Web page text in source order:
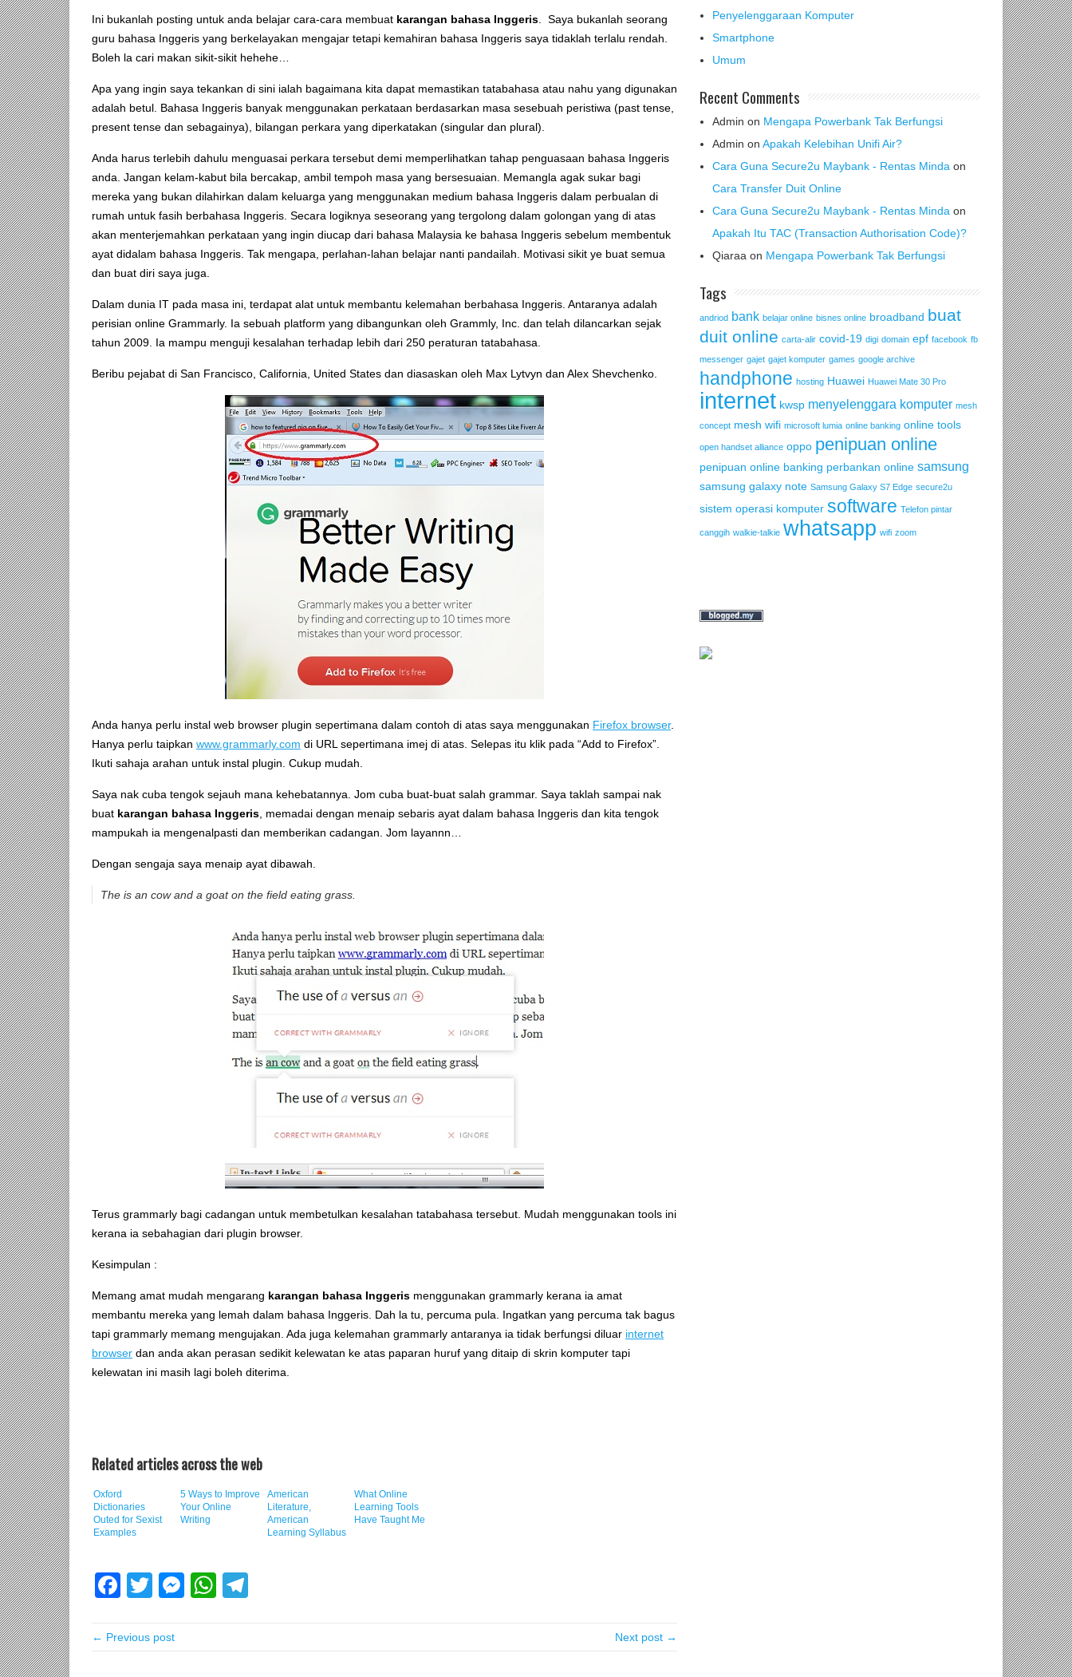
Ini bukanlah posting untuk anda belajar cara-cara membuat karangan bahasa Inggeris . Saya bukanlah seorang
guru bahasa Inggeris yang berkelayakan mengajar tetapi kemahiran bahasa Inggeris saya tidaklah terlalu rendah.
Boleh la cari makan sikit-sikit hehehe…
Apa yang ingin saya tekankan di sini ialah bagaimana kita dapat memastikan tatabahasa atau nahu yang digunakan
adalah betul. Bahasa Inggeris banyak menggunakan perkataan berdasarkan masa sesebuah peristiwa (past tense,
present tense dan sebagainya), bilangan perkara yang diperkatakan (singular dan plural).
Anda harus terlebih dahulu menguasai perkara tersebut demi memperlihatkan tahap penguasaan bahasa Inggeris
anda. Jangan kelam-kabut bila bercakap, ambil tempoh masa yang bersesuaian. Memangla agak sukar bagi
mereka yang bukan dilahirkan dalam keluarga yang menggunakan medium bahasa Inggeris dalam perbualan di
rumah untuk fasih berbahasa Inggeris. Secara logiknya seseorang yang tergolong dalam golongan yang di atas
akan menterjemahkan perkataan yang ingin diucap dari bahasa Malaysia ke bahasa Inggeris sebelum membentuk
ayat didalam bahasa Inggeris. Tak mengapa, perlahan-lahan belajar nanti pandailah. Motivasi sikit ye buat semua
dan buat diri saya juga.
Dalam dunia IT pada masa ini, terdapat alat untuk membantu kelemahan berbahasa Inggeris. Antaranya adalah
perisian online Grammarly. Ia sebuah platform yang dibangunkan oleh Grammly, Inc. dan telah dilancarkan sejak
tahun 2009. Ia mampu menguji kesalahan terhadap lebih dari 250 peraturan tatabahasa.
Beribu pejabat di San Francisco, California, United States dan diasaskan oleh Max Lytvyn dan Alex Shevchenko.
Anda hanya perlu instal web browser plugin sepertimana dalam contoh di atas saya menggunakan Firefox browser.
Hanya perlu taipkan www.grammarly.com di URL sepertimana imej di atas. Selepas itu klik pada “Add to Firefox”.
Ikuti sahaja arahan untuk instal plugin. Cukup mudah.
Saya nak cuba tengok sejauh mana kehebatannya. Jom cuba buat-buat salah grammar. Saya taklah sampai nak
buat karangan bahasa Inggeris , memadai dengan menaip sebaris ayat dalam bahasa Inggeris dan kita tengok
mampukah ia mengenalpasti dan memberikan cadangan. Jom layannn…
Dengan sengaja saya menaip ayat dibawah.
The is an cow and a goat on the field eating grass.
Terus grammarly bagi cadangan untuk membetulkan kesalahan tatabahasa tersebut. Mudah menggunakan tools ini
kerana ia sebahagian dari plugin browser.
Kesimpulan :
Memang amat mudah mengarang karangan bahasa Inggeris menggunakan grammarly kerana ia amat
membantu mereka yang lemah dalam bahasa Inggeris. Dah la tu, percuma pula. Ingatkan yang percuma tak bagus
tapi grammarly memang mengujakan. Ada juga kelemahan grammarly antaranya ia tidak berfungsi diluar internet
browser dan anda akan perasan sedikit kelewatan ke atas paparan huruf yang ditaip di skrin komputer tapi
kelewatan ini masih lagi boleh diterima.
Related articles across the web
Oxford
Dictionaries
Outed for Sexist
Examples
5 Ways to Improve
Your Online
Writing
American
Literature,
American
Learning Syllabus
What Online
Learning Tools
Have Taught Me
Facebook
TwitterMessenger
WhatsApp
← Previous post Next post →
Penyelenggaraan Komputer
Smartphone
Umum
Recent Comments
Admin on Mengapa Powerbank Tak Berfungsi
Admin on Apakah Kelebihan Unifi Air?
Cara Guna Secure2u Maybank - Rentas Minda on
Cara Transfer Duit Online
Cara Guna Secure2u Maybank - Rentas Minda on
Apakah Itu TAC (Transaction Authorisation Code)?
Qiaraa on Mengapa Powerbank Tak Berfungsi
Tags
andriod bank belajar online bisnes online broadband buat
duit online carta-alir covid-19 digi domain epf facebook fb
messenger gajet gajet komputer games google archive
handphone hosting Huawei Huawei Mate 30 Pro
internet kwsp menyelenggara komputer mesh
concept mesh wifi microsoft lumia online banking online tools
open handset alliance oppo penipuan online
penipuan online banking perbankan online samsung
samsung galaxy note Samsung Galaxy S7 Edge secure2u
sistem operasi komputer software Telefon pintar
canggih walkie-talkie whatsapp wifi zoom